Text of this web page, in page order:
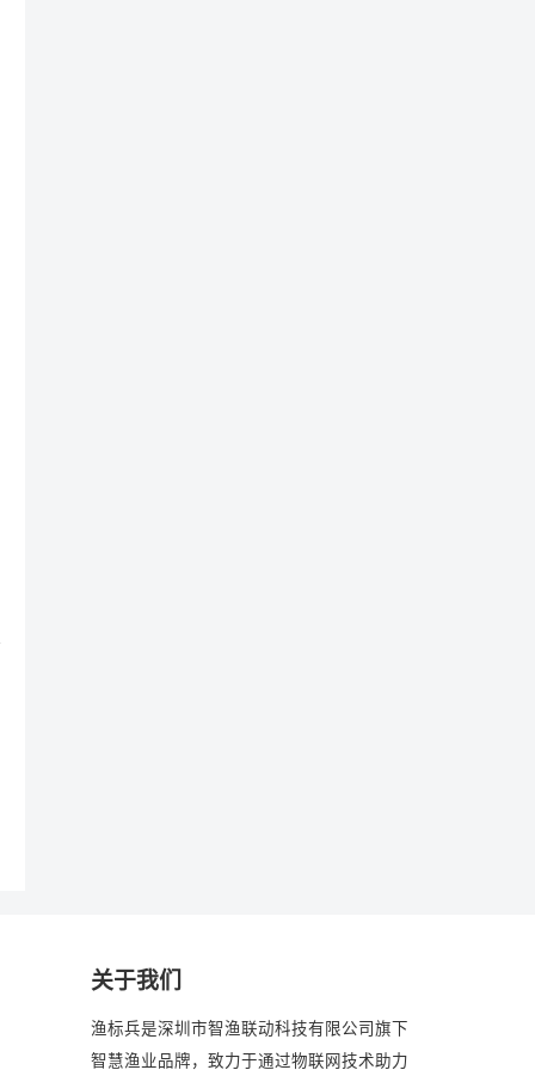
关于我们
渔标兵是深圳市智渔联动科技有限公司旗下
智慧渔业品牌，致力于通过物联网技术助力